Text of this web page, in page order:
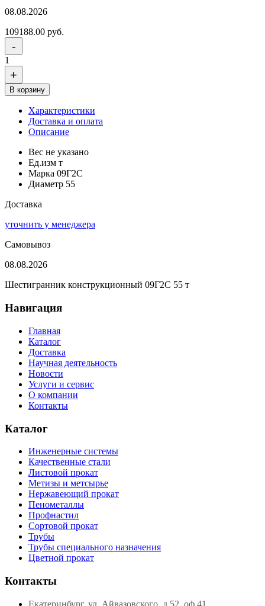
08.08.2026
109188.00 руб.
-
1
+
В корзину
Характеристики
Доставка и оплата
Описание
Вес не указано
Ед.изм т
Марка 09Г2С
Диаметр 55
Доставка
уточнить у менеджера
Самовывоз
08.08.2026
Шестигранник конструкционный 09Г2С 55 т
Навигация
Главная
Каталог
Доставка
Научная деятельность
Новости
Услуги и сервис
О компании
Контакты
Каталог
Инженерные системы
Качественные стали
Листовой прокат
Метизы и метсырье
Нержавеющий прокат
Пенометаллы
Профнастил
Сортовой прокат
Трубы
Трубы специального назначения
Цветной прокат
Контакты
Екатеринбург, ул. Айвазовского, д.52, оф.41